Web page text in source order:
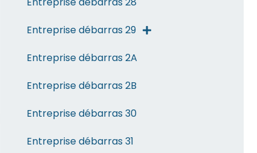
Entreprise débarras 29
Entreprise débarras 2A
Entreprise débarras 2B
Entreprise débarras 30
Entreprise débarras 31